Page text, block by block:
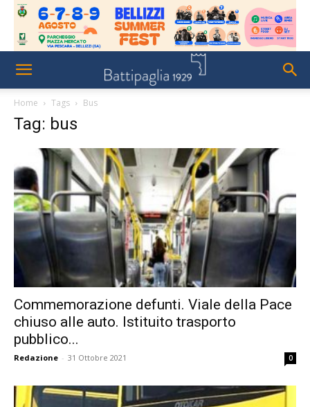
Home Tags Bus
Tag: bus
Commemorazione defunti. Viale della Pace
chiuso alle auto. Istituito trasporto
pubblico...
Redazione - 31 Ottobre 2021 0